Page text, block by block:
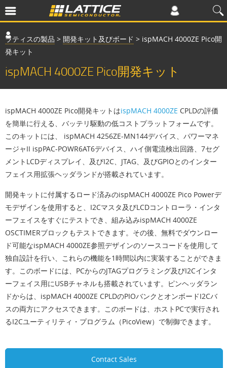
ラティスの製品 > 開発キット及びボード > ispMACH 4000ZE Pico開
発キット
ispMACH 4000ZE Pico開発キット
ispMACH 4000ZE Pico開発キットはispMACH 4000ZE CPLDの評価
を簡単に行える、バッテリ駆動の低コストプラットフォームです。
このキットには、 ispMACH 4256ZE-MN144デバイス、パワーマネ
ージャII ispPAC-POWR6AT6デバイス、ハイ側電流検出回路、7セグ
メントLCDディスプレイ、及びI2C、JTAG、及びGPIOとのインター
フェイス用拡張ヘッダランドが搭載されています。
開発キットに付属するロード済みのispMACH 4000ZE Pico Powerデ
モデザインを使用すると、I2Cマスタ及びLCDコントローラ・インタ
ーフェイスをすぐにテストでき、組み込みispMACH 4000ZE
OSCTIMERブロックもテストできます。その後、無料でダウンロー
ド可能なispMACH 4000ZE参照デザインのソースコードを使用して
独自設計を行い、これらの機能を1時間以内に実装することができま
す。このボードには、PCからのJTAGプログラミング及びI2Cインタ
ーフェイス用にUSBチャネルも搭載されています。ピンヘッダラン
ドからは、ispMACH 4000ZE CPLDのPIOバンクとオンボードI2Cバ
スの両方にアクセスできます。このボードは、ホストPCで実行され
るI2Cユーティリティ・プログラム（PicoView）で制御できます。
Contact Sales